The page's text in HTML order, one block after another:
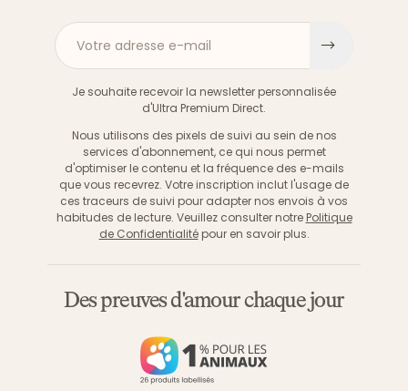
Votre adresse e-mail
Je souhaite recevoir la newsletter personnalisée
d'Ultra Premium Direct.
Nous utilisons des pixels de suivi au sein de nos
services d'abonnement, ce qui nous permet
d'optimiser le contenu et la fréquence des e-mails
que vous recevrez. Votre inscription inclut l'usage de
ces traceurs de suivi pour adapter nos envois à vos
habitudes de lecture. Veuillez consulter notre Politique
de Confidentialitépour en savoir plus.
Des preuves d'amour chaque jour